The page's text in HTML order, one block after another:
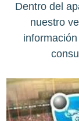
Dentro del
nuestro